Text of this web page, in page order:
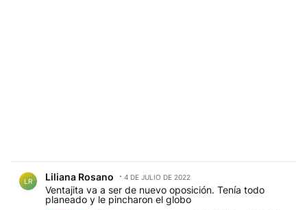
LR Liliana Rosano 4 DE JULIO DE 2022
Ventajita va a ser de nuevo oposición. Tenía todo
planeado y le pincharon el globo